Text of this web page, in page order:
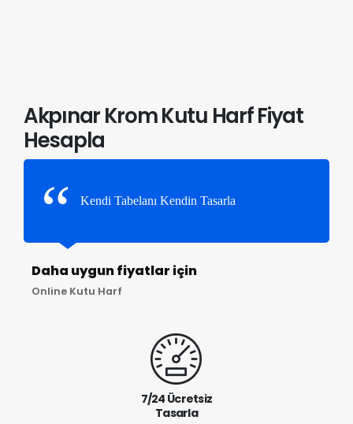
Akpınar Krom Kutu Harf Fiyat
Hesapla
Kendi Tabelanı Kendin Tasarla
Daha uygun fiyatlar için
Online Kutu Harf
7/24 Ücretsiz
Tasarla